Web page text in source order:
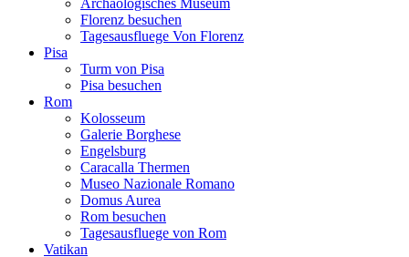
Archäologisches Museum
Florenz besuchen
Tagesausfluege Von Florenz
Pisa
Turm von Pisa
Pisa besuchen
Rom
Kolosseum
Galerie Borghese
Engelsburg
Caracalla Thermen
Museo Nazionale Romano
Domus Aurea
Rom besuchen
Tagesausfluege von Rom
Vatikan